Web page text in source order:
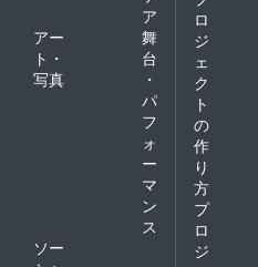
ア
アー
ト・
写真
舞
台
・
パ
フ
ォ
ー
マ
ン
ス
ソー
ロ
ジ
ェ
ク
ト
の
作
り
方
プ
ロ
ジ